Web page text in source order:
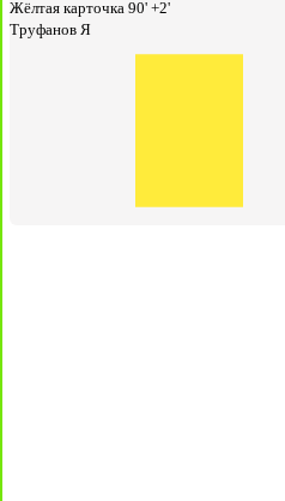
Жёлтая карточка 90' +2'
Труфанов Я